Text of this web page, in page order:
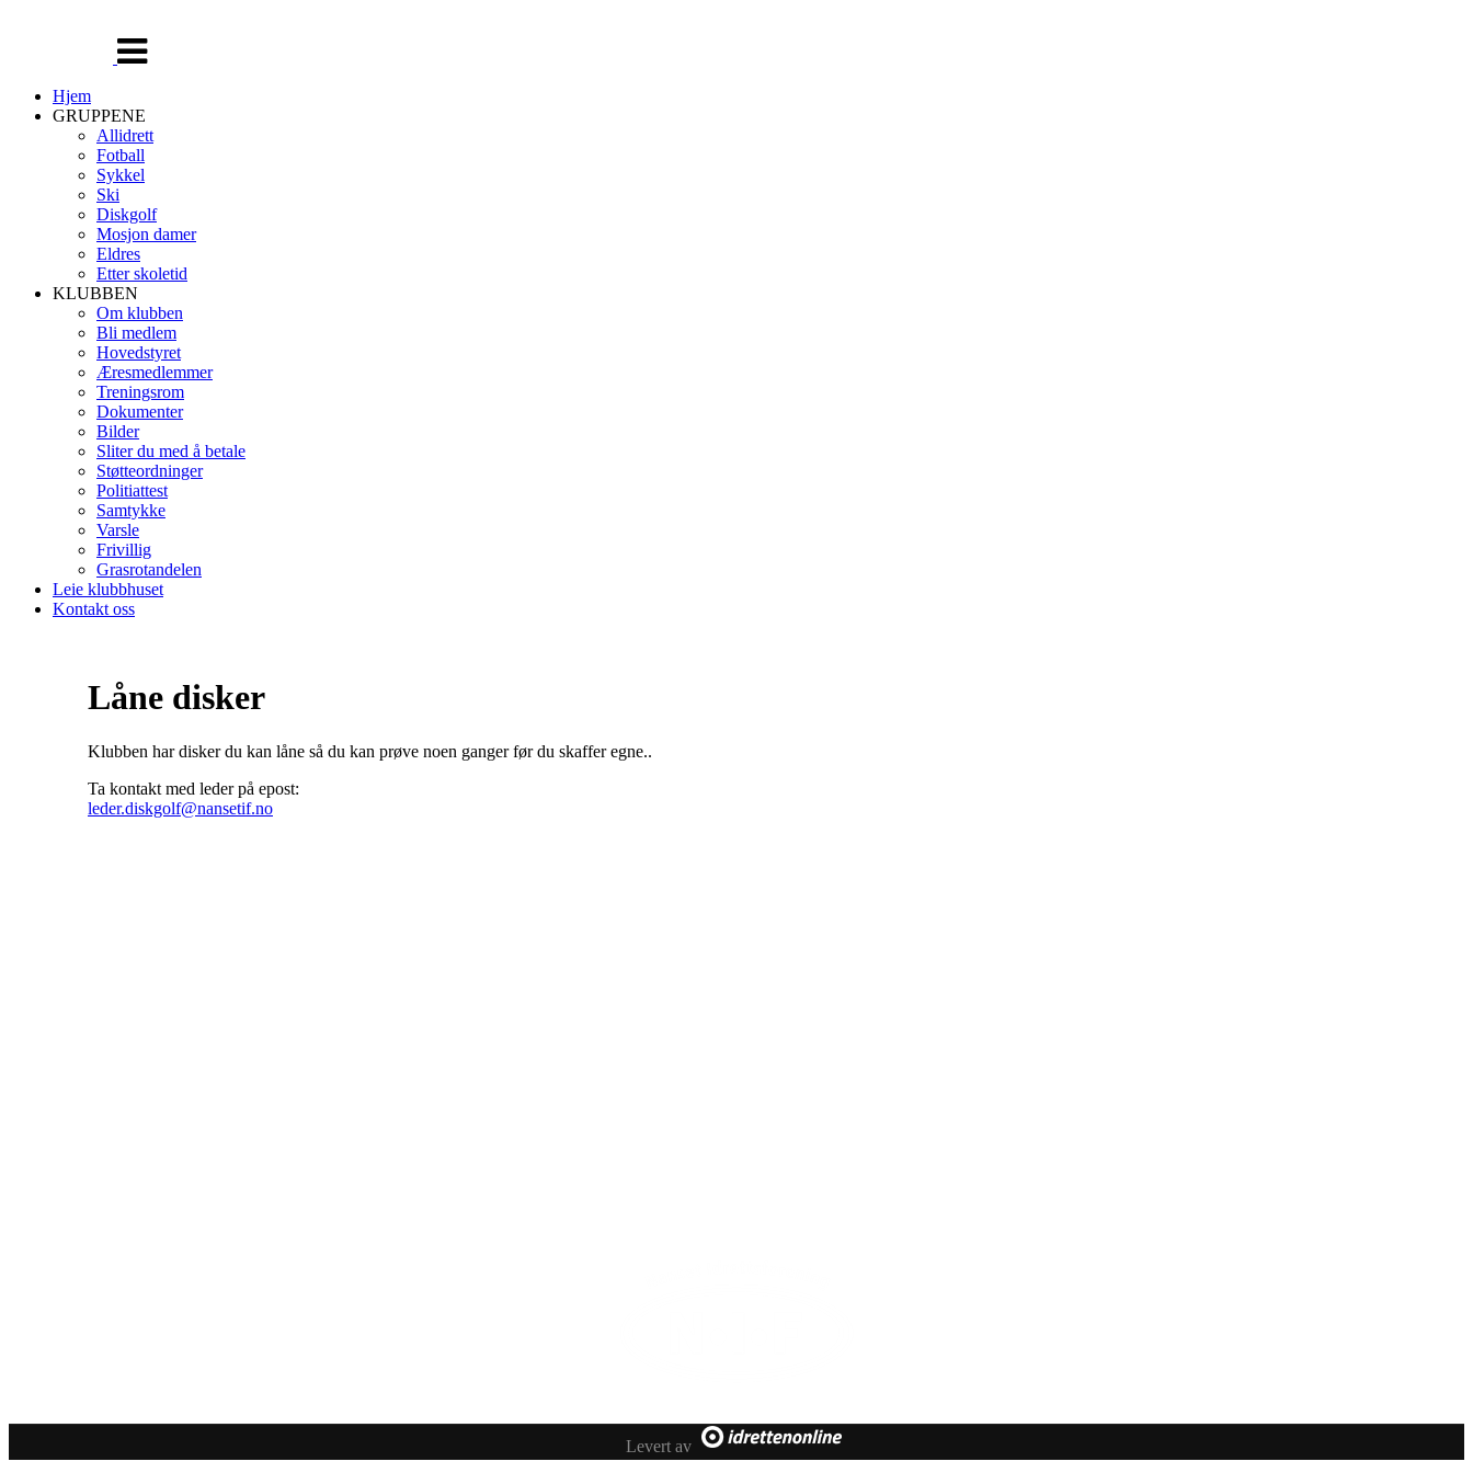
navigasjon
Hjem
GRUPPENE
Allidrett
Fotball
Sykkel
Ski
Diskgolf
Mosjon damer
Eldres
Etter skoletid
KLUBBEN
Om klubben
Bli medlem
Hovedstyret
Æresmedlemmer
Treningsrom
Dokumenter
Bilder
Sliter du med å betale
Støtteordninger
Politiattest
Samtykke
Varsle
Frivillig
Grasrotandelen
Leie klubbhuset
Kontakt oss
Låne disker
Klubben har disker du kan låne så du kan prøve noen ganger før du skaffer egne..
Ta kontakt med leder på epost:
leder.diskgolf@nansetif.no
Levert av